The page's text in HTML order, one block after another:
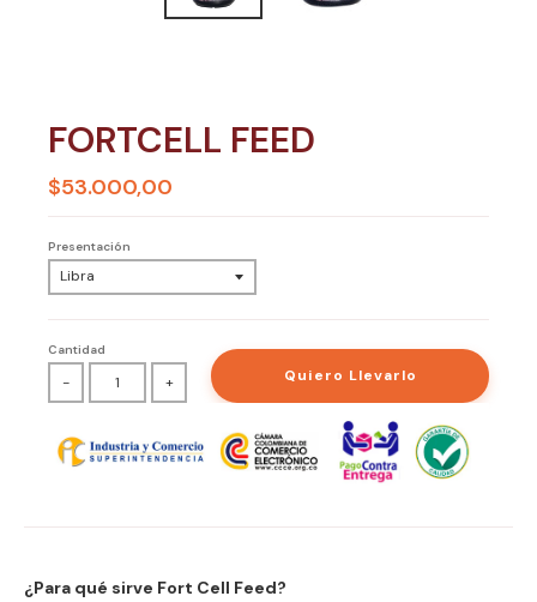
FORTCELL FEED
$53.000,00
Presentación
Cantidad
- + Quiero Llevarlo
¿Para qué sirve Fort Cell Feed?